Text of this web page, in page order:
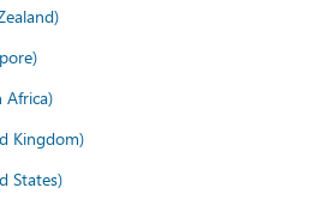
Africa)
Kingdom)
States)